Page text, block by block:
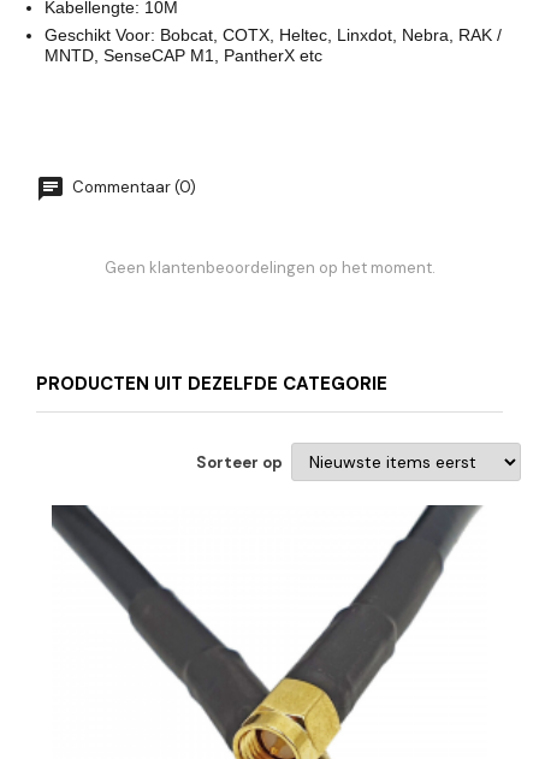
Kabellengte: 10M
Geschikt Voor: Bobcat, COTX, Heltec, Linxdot, Nebra, RAK /
MNTD, SenseCAP M1, PantherX etc
Commentaar (0)
Geen klantenbeoordelingen op het moment.
PRODUCTEN UIT DEZELFDE CATEGORIE
Sorteer op